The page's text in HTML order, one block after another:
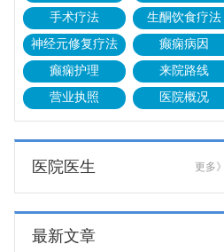
手术疗法
生酮饮食疗法
神经元修复疗法
癫痫病因
癫痫护理
来院路线
营业执照
医院概况
医院医生 更多》
最新文章